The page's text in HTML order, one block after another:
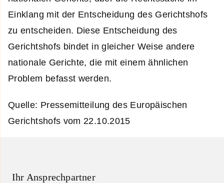
Einklang mit der Entscheidung des Gerichtshofs
zu entscheiden. Diese Entscheidung des
Gerichtshofs bindet in gleicher Weise andere
nationale Gerichte, die mit einem ähnlichen
Problem befasst werden.
Quelle: Pressemitteilung des Europäischen
Gerichtshofs vom 22.10.2015
Ihr Ansprechpartner